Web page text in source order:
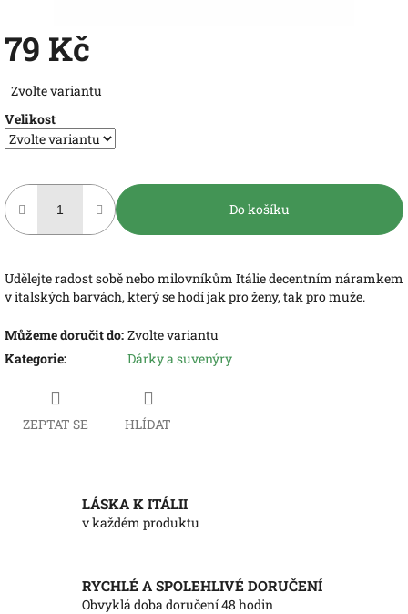
79 Kč
cena:
Zvolte variantu
Velikost
Do košíku
Udělejte radost sobě nebo milovníkům Itálie decentním náramkem
v italských barvách, který se hodí jak pro ženy, tak pro muže.
Můžeme doručit do: Zvolte variantu
Kategorie: Dárky a suvenýry
ZEPTAT SE HLÍDAT
LÁSKA K ITÁLII
v každém produktu
RYCHLÉ A SPOLEHLIVÉ DORUČENÍ
Obvyklá doba doručení 48 hodin